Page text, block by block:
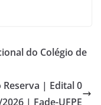
do Colégio de
| Edital 0
| Fade-UFPE